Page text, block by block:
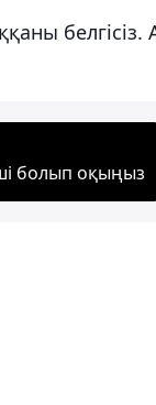
белгісіз.
болып оқыңыз